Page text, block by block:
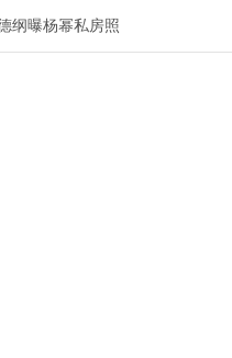
纲曝杨幂私房照